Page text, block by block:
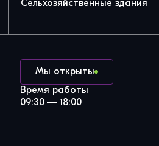
Сельхозяйственные здания
Мы открыты
Время работы
09:30 — 18:00